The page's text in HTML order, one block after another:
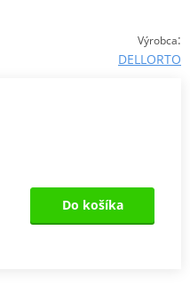
Výrobca:
DELLORTO
Do košíka